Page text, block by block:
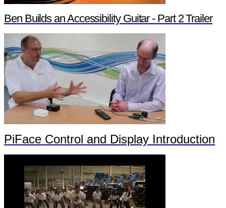
Ben Builds an Accessibility Guitar - Part 2 Trailer
PiFace Control and Display Introduction